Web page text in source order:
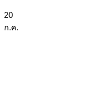
20
ก.ค.